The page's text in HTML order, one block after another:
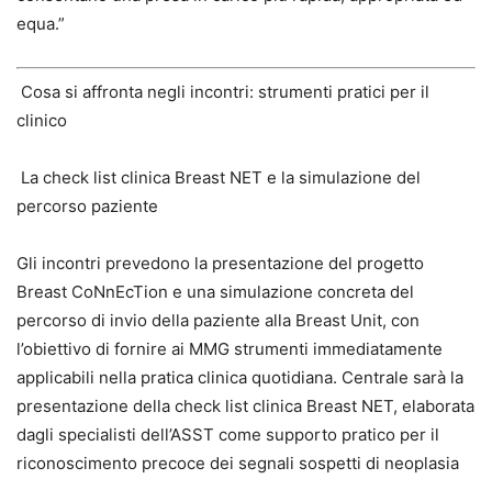
equa.”
Cosa si affronta negli incontri: strumenti pratici per il
clinico
La check list clinica Breast NET e la simulazione del
percorso paziente
Gli incontri prevedono la presentazione del progetto
Breast CoNnEcTion e una simulazione concreta del
percorso di invio della paziente alla Breast Unit, con
l’obiettivo di fornire ai MMG strumenti immediatamente
applicabili nella pratica clinica quotidiana. Centrale sarà la
presentazione della check list clinica Breast NET, elaborata
dagli specialisti dell’ASST come supporto pratico per il
riconoscimento precoce dei segnali sospetti di neoplasia